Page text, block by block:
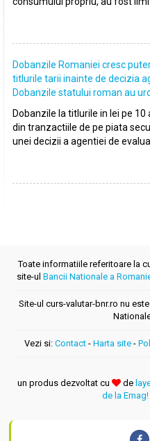
Dobanzile Romaniei cresc
titlurile tarii inainte de decizia
Dobanzile statului roman au
Dobanzile la titlurile in lei pe
din tranzactiile de pe piata
unei decizii a agentiei de
Toate informatiile referitoare la
site-ul Bancii Nationale a
Site-ul curs-valutar-bnr.ro nu
Vezi si: Contact - Harta site -
un produs dezvoltat cu de
de la Emag!